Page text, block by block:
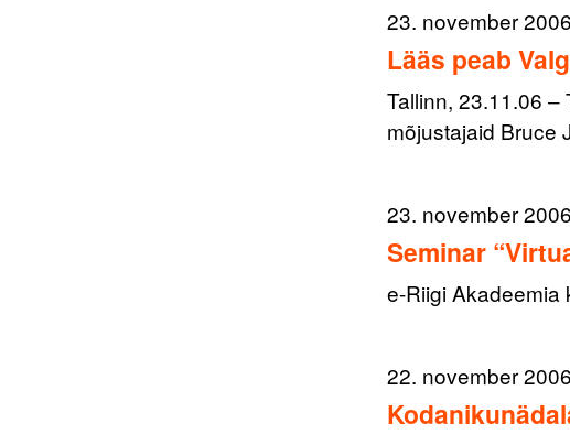
23. november 2006
Lääs peab
Tallinn, 23.11.06
mõjustajaid Bruce
23. november 2006
Seminar
e-Riigi Akadeemia
22. november 2006